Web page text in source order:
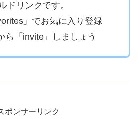
ドリンクです。
」でお気に入り登録
ら「invite」しましょう
ポンサーリンク